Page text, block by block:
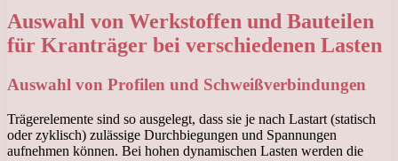
Auswahl von Werkstoffen und Bauteilen
für Kranträger bei verschiedenen Lasten
Auswahl von Profilen und Schweißverbindungen
Trägerelemente sind so ausgelegt, dass sie je nach Lastart (statisch
oder zyklisch) zulässige Durchbiegungen und Spannungen
aufnehmen können. Bei hohen dynamischen Lasten werden die